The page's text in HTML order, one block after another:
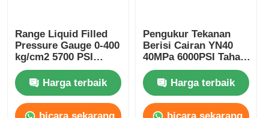
Range Liquid Filled
Pressure Gauge 0-400
kg/cm2 5700 PSI
Mesin cuci
bertekanan tinggi
untuk pembersihan
industri
Harga terbaik
Pengukur Tekanan
Berisi Cairan YN40
40MPa 6000PSI Tahan
Guncangan untuk
Penggunaan Industri
Peralatan Hidraulik
Harga terbaik